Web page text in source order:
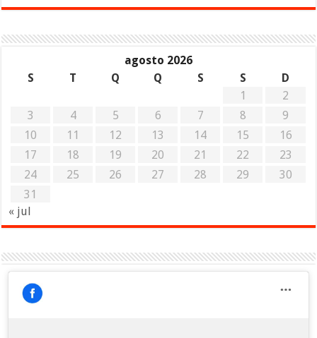
agosto 2026
S
T Q Q S S
D
1
2
3
4 5 6 7 8
9
10
11 12 13 14 15
16
17
18 19 20 21 22
23
24
25 26 27 28 29
30
31
« jul